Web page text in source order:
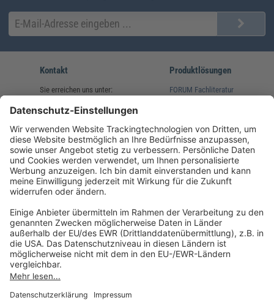
Kontakt
Sie erreichen uns unter:
(08233) 38 11 23
service@forum-verlag.com
Mo-Do 07:30 - 17:00 Uhr
Fr 07:30 - 15:00 Uhr
Produktlösungen
FORUM Fachliteratur
Folgen Sie uns
Impressum
Datenschutz